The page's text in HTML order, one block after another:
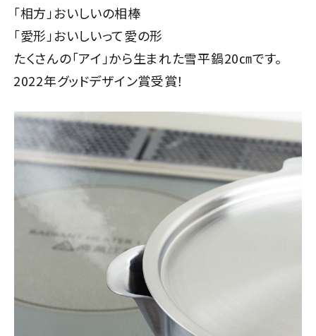
「相方」おいしいの相棒
「愛形」おいしいって愛の形
たくさんの「アイ」から生まれた雪平鍋20㎝です。
2022年グッドデザイン賞受賞！